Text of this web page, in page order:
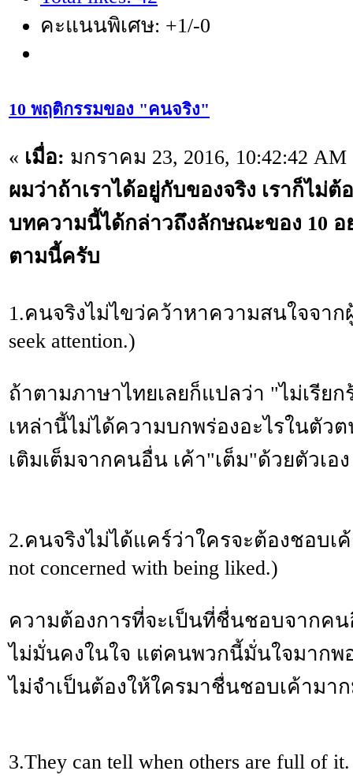
คะแนนพิเศษ: +1/-0
10 พฤติกรรมของ "คนจริง"
« เมื่อ: มกราคม 23, 2016, 10:42:42 AM
ผมว่าถ้าเราได้อยู่กับของจริง เราก็ไม่
บทความนี้ได้กล่าวถึงลักษณะของ 10 อ
ตามนี้ครับ
1.คนจริงไม่ไขว่คว้าหาความสนใจจากผู้
seek attention.)
ถ้าตามภาษาไทยเลยก็แปลว่า "ไม่เรีย
เหล่านี้ไม่ได้ความบกพร่องอะไรในตัว
เติมเต็มจากคนอื่น เค้า"เต็ม"ด้วยตัวเอง
2.คนจริงไม่ได้แคร์ว่าใครจะต้องชอบเค้
not concerned with being liked.)
ความต้องการที่จะเป็นที่ชื่นชอบจากค
ไม่มั่นคงในใจ แต่คนพวกนี้มั่นใจมาก
ไม่จำเป็นต้องให้ใครมาชื่นชอบเค้ามา
3.They can tell when others are full of it.